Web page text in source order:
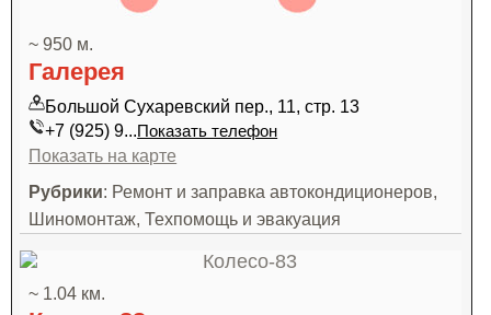
~ 950 м.
Галерея
Большой Сухаревский пер., 11, стр. 13
+7 (925) 9...Показать телефон
Показать на карте
Рубрики: Ремонт и заправка автокондиционеров,
Шиномонтаж, Техпомощь и эвакуация
~ 1.04 км.